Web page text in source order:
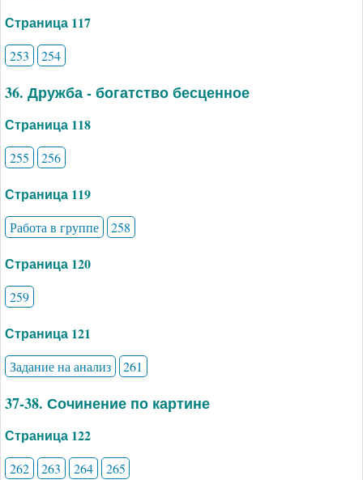
Страница 117
253 254
36. Дружба - богатство бесценное
Страница 118
255 256
Страница 119
Работа в группе 258
Страница 120
259
Страница 121
Задание на анализ 261
37-38. Сочинение по картине
Страница 122
262 263 264 265